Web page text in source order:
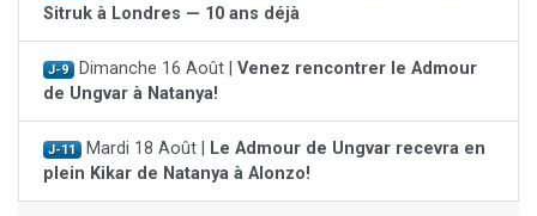
Sitruk à Londres — 10 ans déjà
J-9 Dimanche 16 Août | Venez rencontrer le Admour
de Ungvar à Natanya!
J-11 Mardi 18 Août |
Le Admour de Ungvar recevra en
plein Kikar de Natanya à Alonzo!